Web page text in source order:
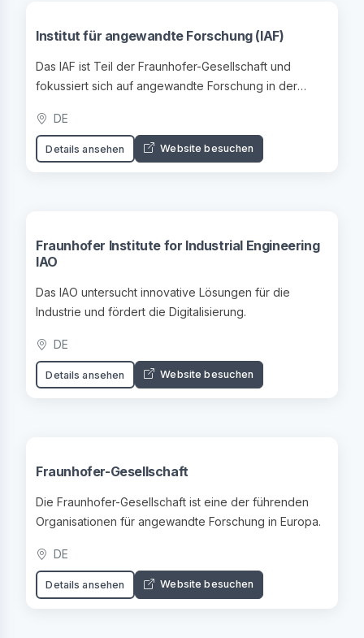
Institut für angewandte Forschung (IAF)
Das IAF ist Teil der Fraunhofer-Gesellschaft und
fokussiert sich auf angewandte Forschung in der
DE
Details ansehen Website besuchen
Fraunhofer Institute for Industrial Engineering
IAO
Das IAO untersucht innovative Lösungen für die
Industrie und fördert die Digitalisierung.
DE
Details ansehen Website besuchen
Fraunhofer-Gesellschaft
Die Fraunhofer-Gesellschaft ist eine der führenden
Organisationen für angewandte Forschung in Europa.
DE
Details ansehen Website besuchen